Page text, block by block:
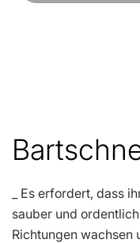
_ Es erfordert, dass
sauber und
Richtungen wachsen